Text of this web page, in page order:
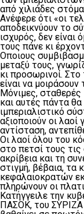
από χιλιάδες
Ανέφερε ότι «οι
αποδεικνύουν το
ισχυρός, δεν
τους πάνε κι
Οποιους
μεταξύ τους,
κι προσωρινοί.
είναι να
Μόνιμες, σταθερές
και αυτές πάντα
ιμπεριαλιστικό
αξιοποιούν οι
αντίσταση,
Οι λαοί όλου του
στο πετσί τους τις
ακρίβεια και τη
στιγμή, βέβαια,
κεφαλαιοκρατών
πληρώνουν οι
Κατήγγειλε την
ΠΑΣΟΚ, του